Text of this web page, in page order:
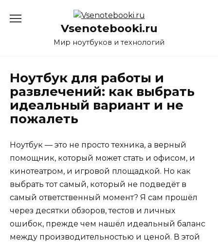
Vsenotebooki.ru
Мир ноутбуков и технологий
Ноутбук для работы и
развлечений: как выбрать
идеальный вариант и не
пожалеть
Ноутбук — это не просто техника, а верный
помощник, который может стать и офисом, и
кинотеатром, и игровой площадкой. Но как
выбрать тот самый, который не подведёт в
самый ответственный момент? Я сам прошёл
через десятки обзоров, тестов и личных
ошибок, прежде чем нашёл идеальный баланс
между производительностью и ценой. В этой